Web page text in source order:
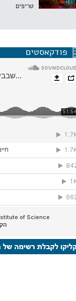
טריפים
פודקאסטים